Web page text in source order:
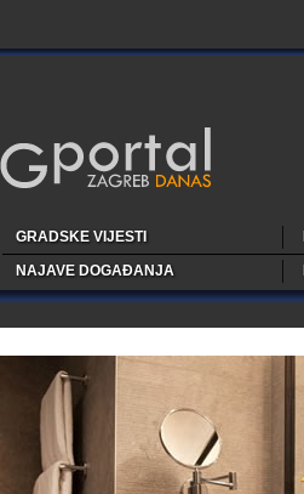
GRADSKE VIJESTI
NAJAVE DOGAĐANJA